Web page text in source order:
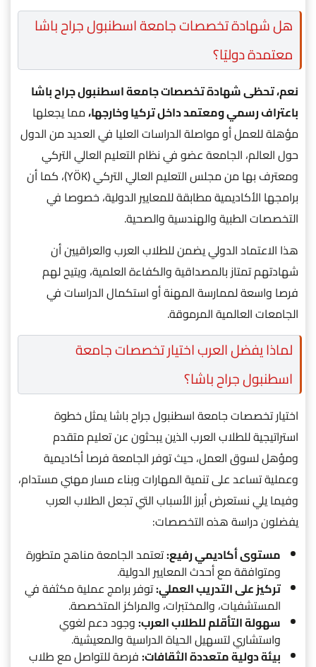
هل شهادة تخصصات جامعة اسطنبول جراح باشا
معتمدة دوليًا؟
نعم، تحظى شهادة تخصصات جامعة اسطنبول جراح باشا
باعتراف رسمي ومعتمد داخل تركيا وخارجها،مما يجعلها
مؤهلة للعمل أو مواصلة الدراسات العليا في العديد من الدول
حول العالم، الجامعة عضو في نظام التعليم العالي التركي
ومعترف بها من مجلس التعليم العالي التركي (YÖK)، كما أن
برامجها الأكاديمية مطابقة للمعايير الدولية، خصوصا في
التخصصات الطبية والهندسية والصحية.
هذا الاعتماد الدولي يضمن للطلاب العرب والعراقيين أن
شهادتهم تمتاز بالمصداقية والكفاءة العلمية، ويتيح لهم
فرصا واسعة لممارسة المهنة أو استكمال الدراسات في
الجامعات العالمية المرموقة.
لماذا يفضل العرب اختيار تخصصات جامعة
اسطنبول جراح باشا؟
اختيار تخصصات جامعة اسطنبول جراح باشا يمثل خطوة
استراتيجية للطلاب العرب الذين يبحثون عن تعليم متقدم
ومؤهل لسوق العمل، حيث توفر الجامعة فرصا أكاديمية
وعملية تساعد على تنمية المهارات وبناء مسار مهني مستدام،
وفيما يلي نستعرض أبرز الأسباب التي تجعل الطلاب العرب
يفضلون دراسة هذه التخصصات:
مستوى أكاديمي رفيع:تعتمد الجامعة مناهج متطورة
ومتوافقة مع أحدث المعايير الدولية.
تركيز على التدريب العملي:توفر برامج عملية مكثفة في
المستشفيات، والمختبرات، والمراكز المتخصصة.
سهولة التأقلم للطلاب العرب:وجود دعم لغوي
واستشاري لتسهيل الحياة الدراسية والمعيشية.
بيئة دولية متعددة الثقافات:فرصة للتواصل مع طلاب